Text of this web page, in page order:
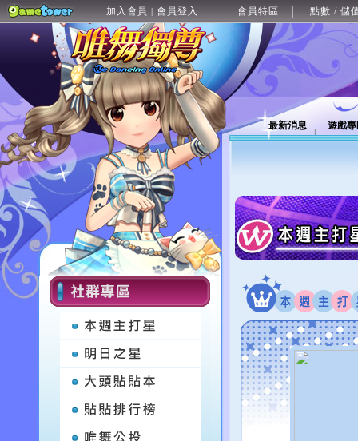
加入會員 | 會員登入 會員特區 點數 / 儲
最新消息 遊戲